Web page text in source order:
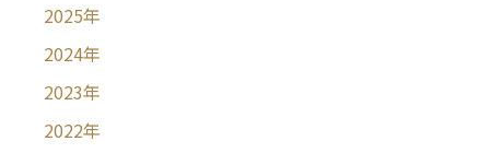
2025年
2024年
2023年
2022年